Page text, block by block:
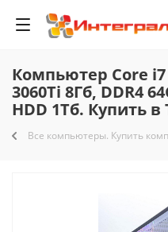
Компьютер Core i7
3060Ti 8Гб, DDR4
HDD 1Тб. Купить в
Все компьютеры. Купить